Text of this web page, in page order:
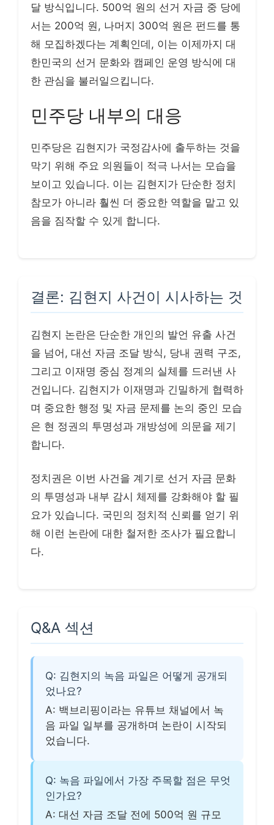
달 방식입니다. 500억 원의 선거 자금 중 당에
서는 200억 원, 나머지 300억 원은 펀드를 통
해 모집하겠다는 계획인데, 이는 이제까지 대
한민국의 선거 문화와 캠페인 운영 방식에 대
한 관심을 불러일으킵니다.
민주당 내부의 대응
민주당은 김현지가 국정감사에 출두하는 것을
막기 위해 주요 의원들이 적극 나서는 모습을
보이고 있습니다. 이는 김현지가 단순한 정치
참모가 아니라 훨씬 더 중요한 역할을 맡고 있
음을 짐작할 수 있게 합니다.
결론: 김현지 사건이 시사하는 것
김현지 논란은 단순한 개인의 발언 유출 사건
을 넘어, 대선 자금 조달 방식, 당내 권력 구조,
그리고 이재명 중심 정계의 실체를 드러낸 사
건입니다. 김현지가 이재명과 긴밀하게 협력하
며 중요한 행정 및 자금 문제를 논의 중인 모습
은 현 정권의 투명성과 개방성에 의문을 제기
합니다.
정치권은 이번 사건을 계기로 선거 자금 문화
의 투명성과 내부 감시 체제를 강화해야 할 필
요가 있습니다. 국민의 정치적 신뢰를 얻기 위
해 이런 논란에 대한 철저한 조사가 필요합니
다.
Q&A 섹션
Q: 김현지의 녹음 파일은 어떻게 공개되
었나요?
A: 백브리핑이라는 유튜브 채널에서 녹
음 파일 일부를 공개하며 논란이 시작되
었습니다.
Q: 녹음 파일에서 가장 주목할 점은 무엇
인가요?
A: 대선 자금 조달 전에 500억 원 규모